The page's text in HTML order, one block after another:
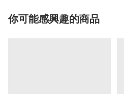
你可能感興趣的商品